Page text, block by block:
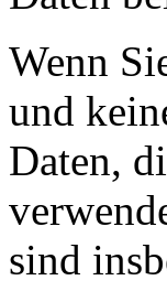
Wenn
und
Daten,
sind